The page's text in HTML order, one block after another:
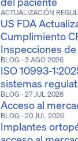
ACTUALIZACIÓN
US FDA
Cumplimiento
Inspecciones
BLOG · 3 AGO 2026
ISO 10993-
sistemas
BLOG · 27 JUL 2026
Acceso al
BLOG · 20 JUL 2026
Implantes